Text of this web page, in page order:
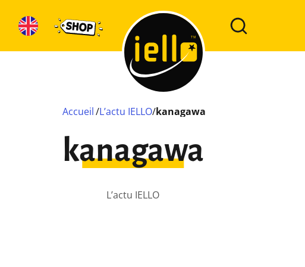
Accueil /L’actu IELLO/kanagawa
kanagawa
L’actu IELLO